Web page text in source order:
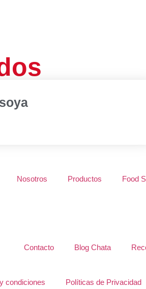
Nosotros Productos Food
Contacto Blog Chata
condiciones Políticas de Privacidad